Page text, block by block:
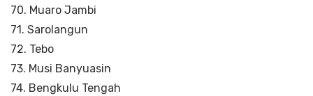
70. Muaro Jambi
71. Sarolangun
72. Tebo
73. Musi Banyuasin
74. Bengkulu Tengah